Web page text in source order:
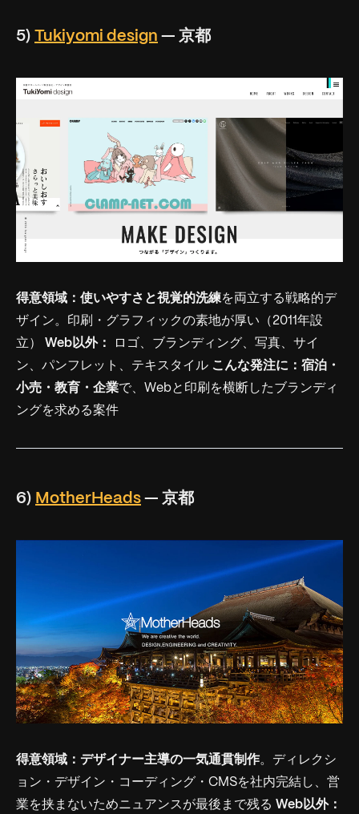
5) Tukiyomi design — 京都
得意領域： 使いやすさと視覚的洗練を両立する戦略的デ
ザイン。印刷・グラフィックの素地が厚い（2011年設
立） Web以外：
ロゴ、ブランディング、写真、サイ
ン、パンフレット、テキスタイル こんな発注に： 宿泊・
小売・教育・企業で、Webと印刷を横断したブランディ
ングを求める案件
6) MotherHeads — 京都
得意領域： デザイナー主導の一気通貫制作。ディレクシ
ョン・デザイン・コーディング・CMSを社内完結し、営
業を挟まないためニュアンスが最後まで残る Web以外：